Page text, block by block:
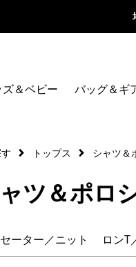
ズ＆ベビー バッグ＆ギ
絞り込み
絞り込み
在庫のあるカラー
絞り込み
スポーツ
トップス シャツ＆
ツ＆ポロ
セーター／ニット ロンT